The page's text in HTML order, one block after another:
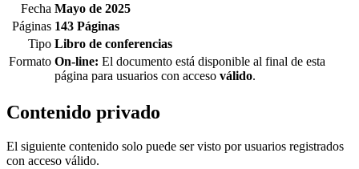
Fecha Mayo de 2025
Páginas 143 Páginas
Tipo Libro de conferencias
Formato On-line: El documento está disponible al final de esta
página para usuarios con acceso válido.
Contenido privado
El siguiente contenido solo puede ser visto por usuarios registrados
con acceso válido.